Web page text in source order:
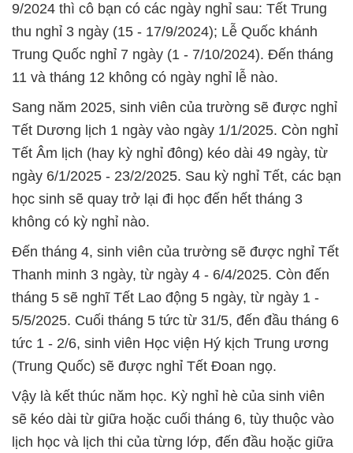
9/2024 thì cô bạn có các ngày nghỉ sau: Tết Trung
thu nghỉ 3 ngày (15 - 17/9/2024); Lễ Quốc khánh
Trung Quốc nghỉ 7 ngày (1 - 7/10/2024). Đến tháng
11 và tháng 12 không có ngày nghỉ lễ nào.
Sang năm 2025, sinh viên của trường sẽ được nghỉ
Tết Dương lịch 1 ngày vào ngày 1/1/2025. Còn nghỉ
Tết Âm lịch (hay kỳ nghỉ đông) kéo dài 49 ngày, từ
ngày 6/1/2025 - 23/2/2025. Sau kỳ nghỉ Tết, các bạn
học sinh sẽ quay trở lại đi học đến hết tháng 3
không có kỳ nghỉ nào.
Đến tháng 4, sinh viên của trường sẽ được nghỉ Tết
Thanh minh 3 ngày, từ ngày 4 - 6/4/2025. Còn đến
tháng 5 sẽ nghĩ Tết Lao động 5 ngày, từ ngày 1 -
5/5/2025. Cuối tháng 5 tức từ 31/5, đến đầu tháng 6
tức 1 - 2/6, sinh viên Học viện Hý kịch Trung ương
(Trung Quốc) sẽ được nghỉ Tết Đoan ngọ.
Vậy là kết thúc năm học. Kỳ nghỉ hè của sinh viên
sẽ kéo dài từ giữa hoặc cuối tháng 6, tùy thuộc vào
lịch học và lịch thi của từng lớp, đến đầu hoặc giữa